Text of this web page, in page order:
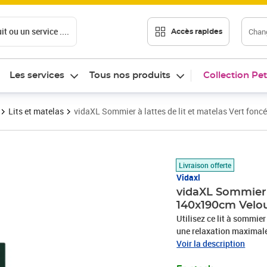
ou un service .... Accès rapides
Les services Tous nos produits Collection
Lits et matelas vidaXL Sommier à lattes de lit et matelas Vert
Livraison offerte
Vidaxl
vidaXL
140x190cm
Utilisez ce lit à
une relaxation
tissu doux et luxueux
Voir la description
Prix 442,89€